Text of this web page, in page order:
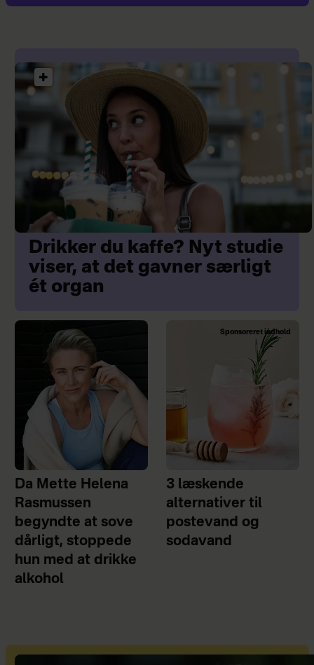
Drikker du kaffe? Nyt studie
viser, at det gavner særligt
ét organ
Da Mette Helena
Rasmussen
begyndte at sove
dårligt, stoppede
hun med at drikke
alkohol
Sponsoreret indhold
3 læskende
alternativer til
postevand og
sodavand